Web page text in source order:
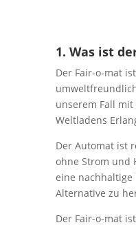
1. Was ist
Der Fair-o-mat
unserem Fall
Weltladens
Der Automat ist
ohne Strom und
eine nachhaltige
Alternative zu
Der Fair-o-mat